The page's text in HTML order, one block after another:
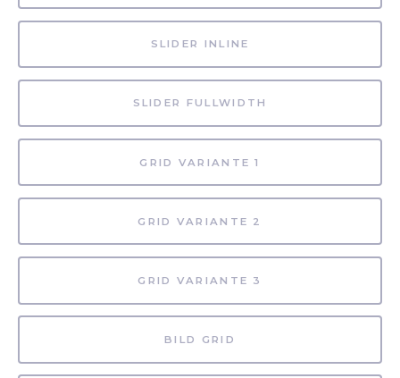
SLIDER INLINE
SLIDER FULLWIDTH
GRID VARIANTE 1
GRID VARIANTE 2
GRID VARIANTE 3
BILD GRID